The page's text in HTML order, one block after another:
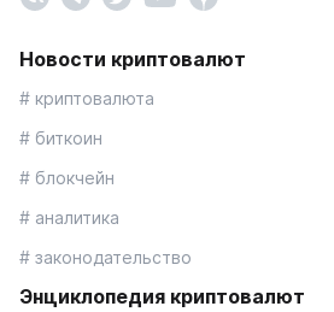
Новости криптовалют
# криптовалюта
# биткоин
# блокчейн
# аналитика
# законодательство
Энциклопедия криптовалют